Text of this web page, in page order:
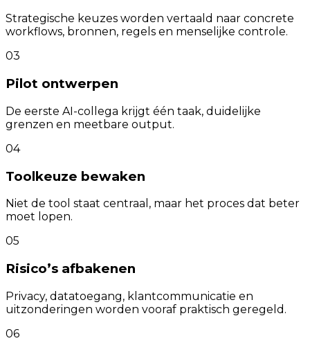
Strategische keuzes worden vertaald naar concrete
workflows, bronnen, regels en menselijke controle.
03
Pilot ontwerpen
De eerste AI-collega krijgt één taak, duidelijke
grenzen en meetbare output.
04
Toolkeuze bewaken
Niet de tool staat centraal, maar het proces dat beter
moet lopen.
05
Risico’s afbakenen
Privacy, datatoegang, klantcommunicatie en
uitzonderingen worden vooraf praktisch geregeld.
06